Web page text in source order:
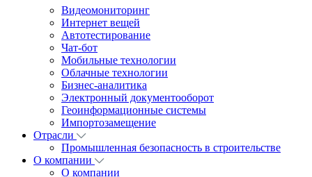
Видеомониторинг
Интернет вещей
Автотестирование
Чат-бот
Мобильные технологии
Облачные технологии
Бизнес-аналитика
Электронный документооборот
Геоинформационные системы
Импортозамещение
Отрасли
Промышленная безопасность в строительстве
О компании
О компании